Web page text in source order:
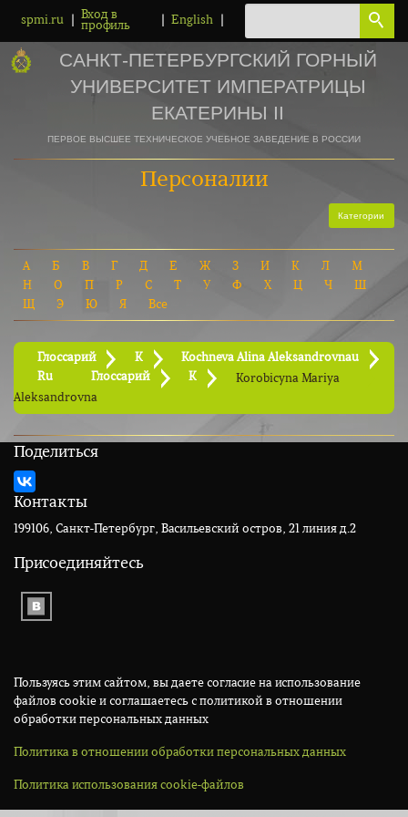
spmi.ru
Вход в
профиль
English
САНКТ-ПЕТЕРБУРГСКИЙ ГОРНЫЙ
УНИВЕРСИТЕТ ИМПЕРАТРИЦЫ
ЕКАТЕРИНЫ II
ПЕРВОЕ ВЫСШЕЕ ТЕХНИЧЕСКОЕ УЧЕБНОЕ ЗАВЕДЕНИЕ В РОССИИ
Персоналии
Категории
А Б В Г Д Е Ж З И К Л
М
Н
О П Р С Т У Ф Х Ц Ч
Ш
Щ
Э Ю Я Все
Глоссарий K
Kochneva Alina Aleksandrovnau
Ru
Глоссарий K
Korobicyna Mariya
Aleksandrovna
Поделиться
Контакты
199106, Санкт-Петербург, Васильевский остров, 21 линия д.2
Присоединяйтесь
Пользуясь этим сайтом, вы даете согласие на использование
файлов cookie и соглашаетесь с политикой в отношении
обработки персональных данных
Политика в отношении обработки персональных данных
Политика использования cookie-файлов